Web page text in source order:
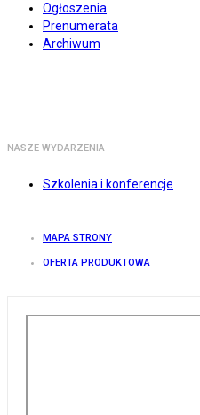
Ogłoszenia
Prenumerata
Archiwum
NASZE WYDARZENIA
Szkolenia i konferencje
MAPA STRONY
OFERTA PRODUKTOWA